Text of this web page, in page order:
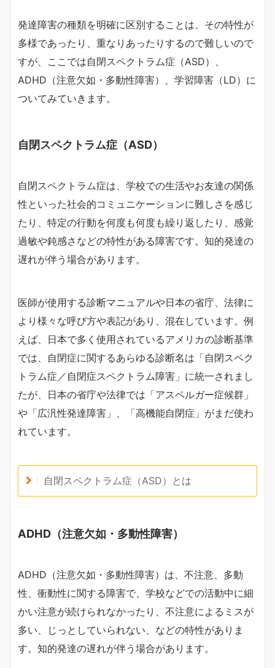
発達障害の種類を明確に区別することは、その特性が
多様であったり、重なりあったりするので難しいので
すが、ここでは自閉スペクトラム症（ASD）、
ADHD（注意欠如・多動性障害）、学習障害（LD）に
ついてみていきます。
自閉スペクトラム症（ASD）
自閉スペクトラム症は、学校での生活やお友達の関係
性といった社会的コミュニケーションに難しさを感じ
たり、特定の行動を何度も何度も繰り返したり、感覚
過敏や鈍感さなどの特性がある障害です。知的発達の
遅れが伴う場合があります。
医師が使用する診断マニュアルや日本の省庁、法律に
より様々な呼び方や表記があり、混在しています。例
えば、日本で多く使用されているアメリカの診断基準
では、自閉症に関するあらゆる診断名は「自閉スペク
トラム症／自閉症スペクトラム障害」に統一されまし
たが、日本の省庁や法律では「アスペルガー症候群」
や「広汎性発達障害」、「高機能自閉症」がまだ使わ
れています。
自閉スペクトラム症（ASD）とは
ADHD（注意欠如・多動性障害）
ADHD（注意欠如・多動性障害）は、不注意、多動
性、衝動性に関する障害で、学校などでの活動中に細
かい注意が続けられなかったり、不注意によるミスが
多い、じっとしていられない、などの特性がありま
す。知的発達の遅れが伴う場合があります。